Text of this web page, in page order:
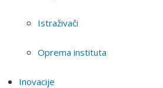
Istraživači
Oprema instituta
Inovacije